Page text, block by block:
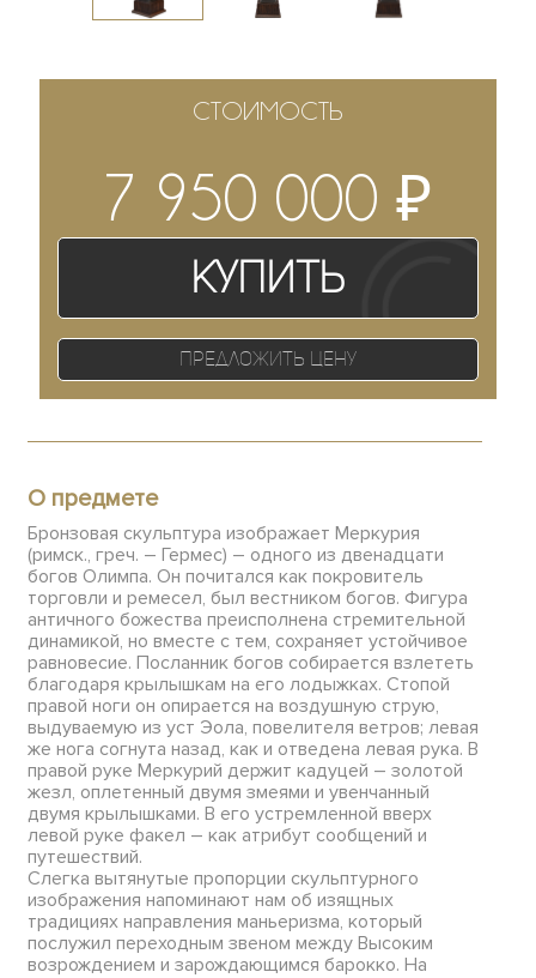
СТОИМОСТЬ
7 950 000₽
Купить
Предложить цену
О предмете
Бронзовая скульптура изображает Меркурия
(римск., греч. – Гермес) – одного из двенадцати
богов Олимпа. Он почитался как покровитель
торговли и ремесел, был вестником богов. Фигура
античного божества преисполнена стремительной
динамикой, но вместе с тем, сохраняет устойчивое
равновесие. Посланник богов собирается взлететь
благодаря крылышкам на его лодыжках. Стопой
правой ноги он опирается на воздушную струю,
выдуваемую из уст Эола, повелителя ветров; левая
же нога согнута назад, как и отведена левая рука. В
правой руке Меркурий держит кадуцей – золотой
жезл, оплетенный двумя змеями и увенчанный
двумя крылышками. В его устремленной вверх
левой руке факел – как атрибут сообщений и
путешествий.
Слегка вытянутые пропорции скульптурного
изображения напоминают нам об изящных
традициях направления маньеризма, который
послужил переходным звеном между Высоким
возрождением и зарождающимся барокко. На